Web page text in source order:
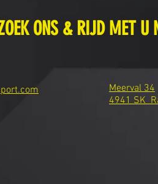
ONS & RIJD MET U
Meerval 34
4941 SK